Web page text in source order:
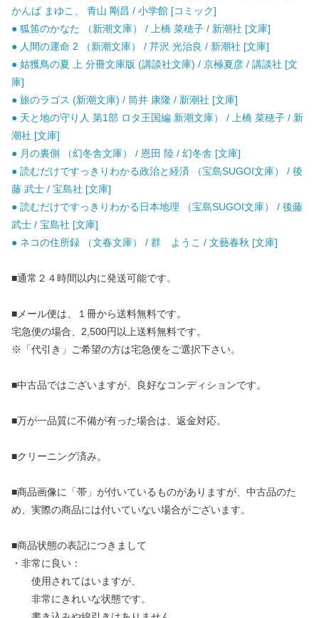
かんば まゆこ、 青山 剛昌 / 小学館 [コミック]
● 狐笛のかなた （新潮文庫） / 上橋 菜穂子 / 新潮社 [文庫]
● 人間の運命 2 （新潮文庫） / 芹沢 光治良 / 新潮社 [文庫]
● 姑獲鳥の夏 上 分冊文庫版 (講談社文庫) / 京極夏彦 / 講談社 [文
庫]
● 旅のラゴス (新潮文庫) / 筒井 康隆 / 新潮社 [文庫]
● 天と地の守り人 第1部 ロタ王国編 新潮文庫） / 上橋 菜穂子 / 新
潮社 [文庫]
● 月の裏側 （幻冬舎文庫） / 恩田 陸 / 幻冬舎 [文庫]
● 読むだけですっきりわかる政治と経済 （宝島SUGOI文庫） / 後
藤 武士 / 宝島社 [文庫]
● 読むだけですっきりわかる日本地理 （宝島SUGOI文庫） / 後藤
武士 / 宝島社 [文庫]
● ネコの住所録 （文春文庫） / 群 ようこ / 文藝春秋 [文庫]
■通常２４時間以内に発送可能です。
■メール便は、１冊から送料無料です。
宅急便の場合、2,500円以上送料無料です。
※「代引き」ご希望の方は宅急便をご選択下さい。
■中古品ではございますが、良好なコンディションです。
■万が一品質に不備が有った場合は、返金対応。
■クリーニング済み。
■商品画像に「帯」が付いているものがありますが、中古品のた
め、実際の商品には付いていない場合がございます。
■商品状態の表記につきまして
・非常に良い：
使用されてはいますが、
非常にきれいな状態です。